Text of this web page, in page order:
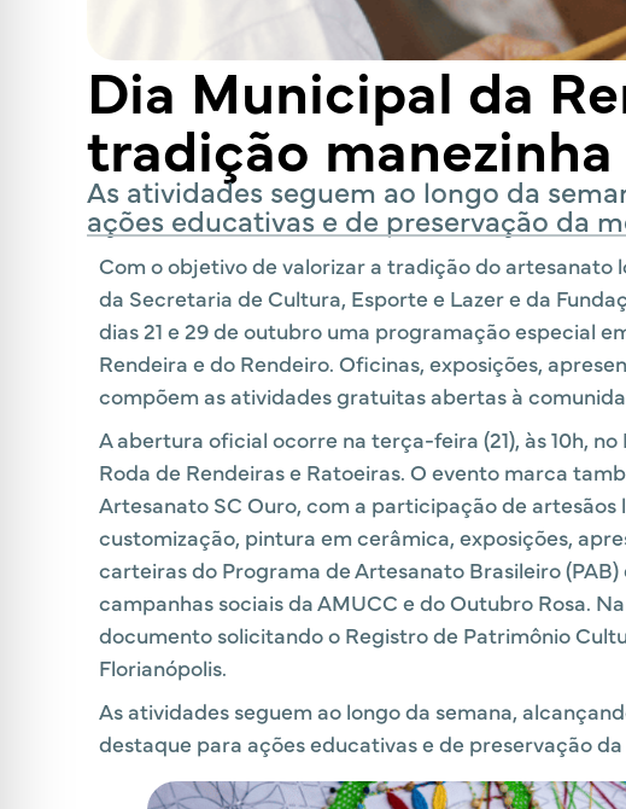
Dia Municipal da
tradição manezinha
As atividades seguem ao longo da
ações educativas e de preservação da
Com o objetivo de valorizar a tradição do artesanato
da Secretaria de Cultura, Esporte e Lazer e da
dias 21 e 29 de outubro uma programação especial
Rendeira e do Rendeiro. Oficinas, exposições,
compõem as atividades gratuitas abertas à
A abertura oficial ocorre na terça-feira (21), às 10h,
Roda de Rendeiras e Ratoeiras. O evento marca
Artesanato SC Ouro, com a participação de
customização, pintura em cerâmica, exposições,
carteiras do Programa de Artesanato Brasileiro
campanhas sociais da AMUCC e do Outubro Rosa.
documento solicitando o Registro de Patrimônio
Florianópolis.
As atividades seguem ao longo da semana,
destaque para ações educativas e de preservação